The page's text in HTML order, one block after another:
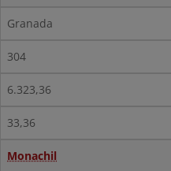
Granada
304
6.323,36
33,36
Monachil